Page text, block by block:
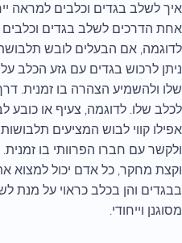
איך לשלב בגדים וכלבים למראה
אחת הדרכים לשלב בגדים
לדוגמה, אם הבעלים לובש
ניתן לרכוש בגדים עם גזע הכלב
שלו ולהשמיע הצהרה בו זמנית.
לכלב שלו. לדוגמה, צעיף או כובע
אפילו קווי לבוש המציעים
ולקשר עם חברו הפרוותי בו
וקצת מחקר, כל אדם יכול למצוא
בבגדים והן בכלב כראוי על מנת
מסוגנן וייחודי.